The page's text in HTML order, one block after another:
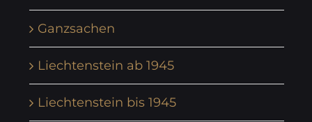
Ganzsachen
Liechtenstein ab 1945
Liechtenstein bis 1945